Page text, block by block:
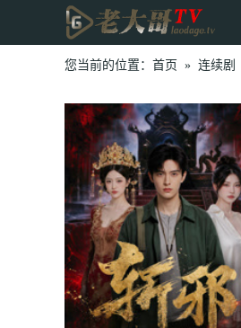
您当前的位置： 首页 » 连续剧